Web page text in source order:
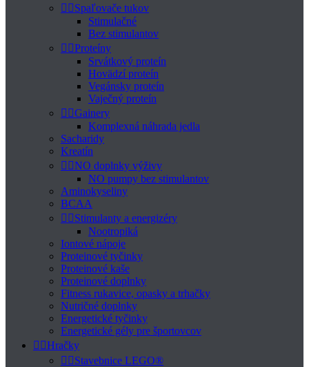
 Spaľovače tukov
Stimulačné
Bez stimulantov
 Proteíny
Srvátkový proteín
Hovädzí proteín
Vegánsky proteín
Vaječný proteín
 Gainery
Komplexná náhrada jedla
Sacharidy
Kreatín
 NO doplnky výživy
NO pumpy bez stimulantov
Aminokyseliny
BCAA
 Stimulanty a energizéry
Nootropiká
Iontové nápoje
Proteinové tyčinky
Proteinové kaše
Proteinové doplnky
Fitness rukavice, opasky a trhačky
Nutričné doplnky
Energetické tyčinky
Energetické gély pre športovcov
 Hračky
 Stavebnice LEGO®